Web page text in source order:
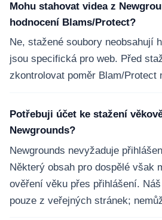
Mohu stahovat videa z
hodnocení Blams/Protect?
Ne, stažené soubory neobsahují
jsou specifická pro web. Před
zkontrolovat poměr Blam/Protect
Potřebuji účet ke stažení
Newgrounds?
Newgrounds nevyžaduje
Některý obsah pro dospělé však
ověření věku přes přihlášení.
pouze z veřejných stránek;